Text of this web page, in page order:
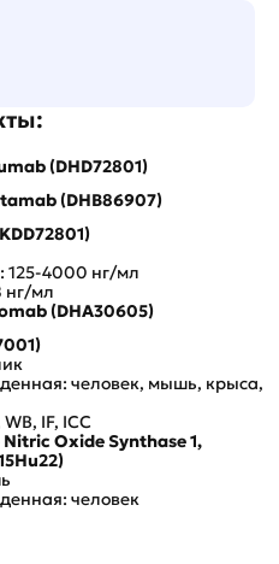
(DHD72801)
(DHB86907)
125-4000 нг/мл
нг/мл
(DHA30605)
человек, мышь, крыса,
IF, ICC
Oxide Synthase 1,
человек